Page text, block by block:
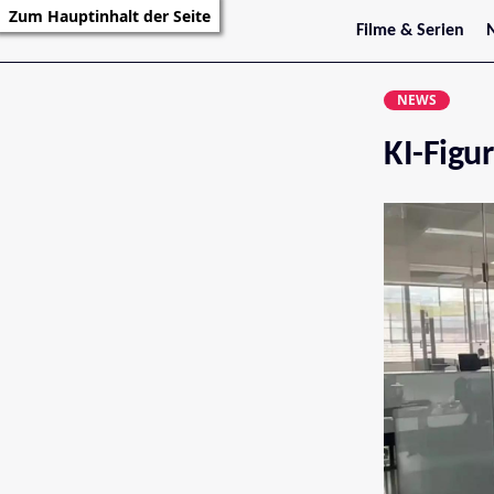
Zum Hauptinhalt der Seite
Filme & Serien
Trailer
Filmarchiv
NEWS
KI-